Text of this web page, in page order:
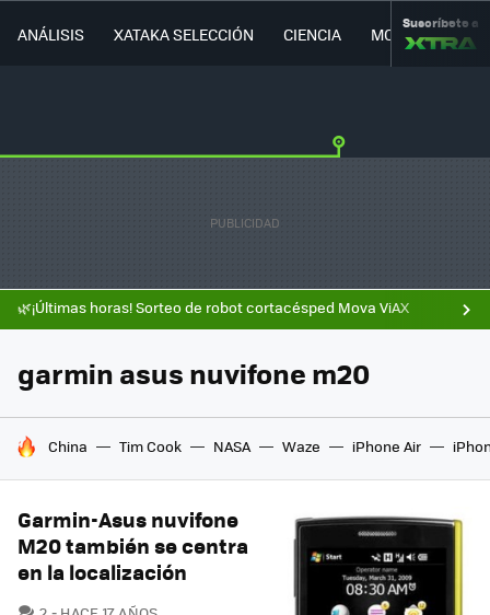
ANÁLISIS XATAKA SELECCIÓN CIENCIA MOVILIDAD
Suscríbete a
🌿¡Últimas horas! Sorteo de robot cortacésped Mova ViAX
garmin asus nuvifone m20
HOY SE HABLA DE
China Tim Cook NASA Waze iPhone Air
Garmin-Asus nuvifone
M20 también se centra
en la localización
COMENTARIOS